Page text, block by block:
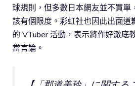
球規則，但多數日本網友並不買單
該有個限度。彩虹社也因此出面道
的 VTuber 活動，表示將作好澈底
當言論。